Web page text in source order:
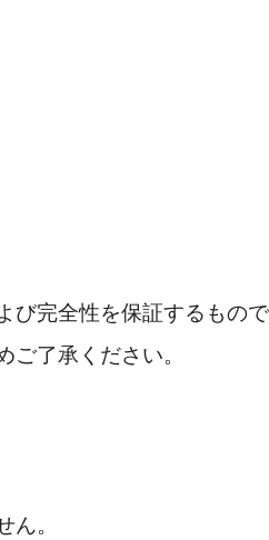
完全性を保証するもので
了承ください。
。